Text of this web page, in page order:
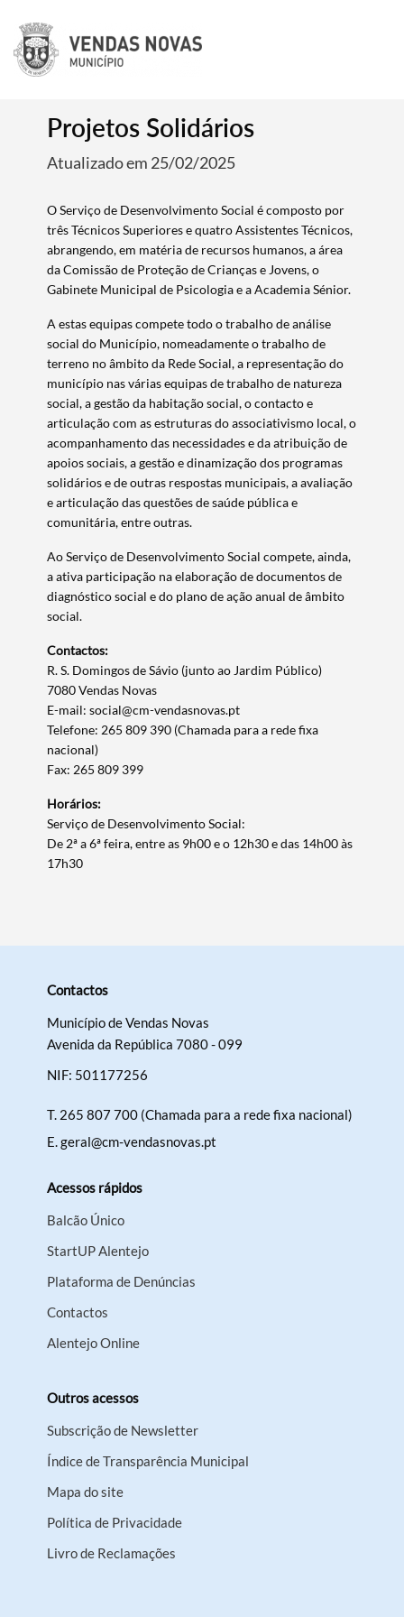
Projetos Solidários
Atualizado em 25/02/2025
O Serviço de Desenvolvimento Social é composto por
três Técnicos Superiores e quatro Assistentes Técnicos,
abrangendo, em matéria de recursos humanos, a área
da Comissão de Proteção de Crianças e Jovens, o
Gabinete Municipal de Psicologia e a Academia Sénior.
A estas equipas compete todo o trabalho de análise
social do Município, nomeadamente o trabalho de
terreno no âmbito da Rede Social, a representação do
município nas várias equipas de trabalho de natureza
social, a gestão da habitação social, o contacto e
articulação com as estruturas do associativismo local, o
acompanhamento das necessidades e da atribuição de
apoios sociais, a gestão e dinamização dos programas
solidários e de outras respostas municipais, a avaliação
e articulação das questões de saúde pública e
comunitária, entre outras.
Ao Serviço de Desenvolvimento Social compete, ainda,
a ativa participação na elaboração de documentos de
diagnóstico social e do plano de ação anual de âmbito
social.
Contactos:
R. S. Domingos de Sávio (junto ao Jardim Público)
7080 Vendas Novas
E-mail: social@cm-vendasnovas.pt
Telefone: 265 809 390 (Chamada para a rede fixa
nacional)
Fax: 265 809 399
Horários:
Serviço de Desenvolvimento Social:
De 2ª a 6ª feira, entre as 9h00 e o 12h30 e das 14h00 às
17h30
Contactos
Município de Vendas Novas
Avenida da República 7080 - 099
NIF: 501177256
T. 265 807 700 (Chamada para a rede fixa nacional)
E.geral@cm-vendasnovas.pt
Acessos rápidos
Balcão Único
StartUP Alentejo
Plataforma de Denúncias
Contactos
Alentejo Online
Outros acessos
Subscrição de Newsletter
Índice de Transparência Municipal
Mapa do site
Política de Privacidade
Livro de Reclamações